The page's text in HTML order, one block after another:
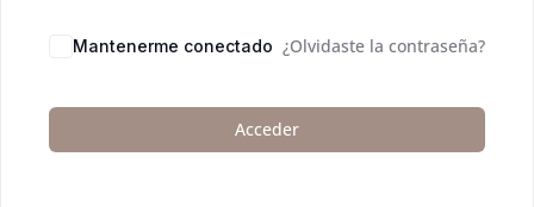
Mantenerme conectado ¿Olvidaste la contraseña?
Acceder